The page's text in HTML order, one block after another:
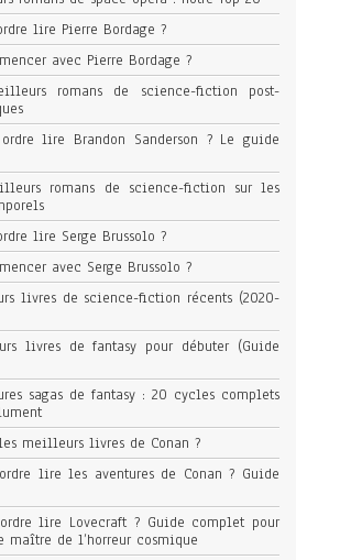
lire Pierre Bordage ?
avec Pierre Bordage ?
romans de science-fiction post-
lire Brandon Sanderson ? Le guide
romans de science-fiction sur les
lire Serge Brussolo ?
avec Serge Brussolo ?
livres de science-fiction récents (2020-
livres de fantasy pour débuter (Guide
sagas de fantasy : 20 cycles complets
meilleurs livres de Conan ?
lire les aventures de Conan ? Guide
lire Lovecraft ? Guide complet pour
maître de l’horreur cosmique